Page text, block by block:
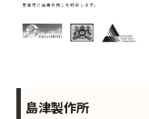
島津製作所